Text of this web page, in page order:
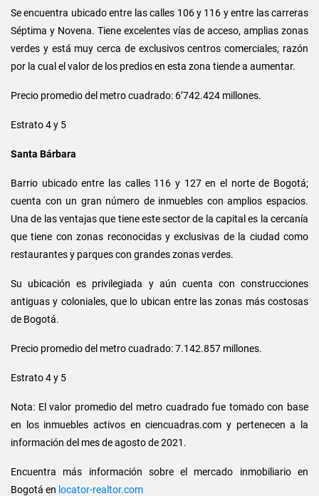
Se encuentra ubicado entre las calles 106 y 116 y entre las carreras
Séptima y Novena. Tiene excelentes vías de acceso, amplias zonas
verdes y está muy cerca de exclusivos centros comerciales, razón
por la cual el valor de los predios en esta zona tiende a aumentar.
Precio promedio del metro cuadrado: 6’742.424 millones.
Estrato 4 y 5
Santa Bárbara
Barrio ubicado entre las calles 116 y 127 en el norte de Bogotá;
cuenta con un gran número de inmuebles con amplios espacios.
Una de las ventajas que tiene este sector de la capital es la cercanía
que tiene con zonas reconocidas y exclusivas de la ciudad como
restaurantes y parques con grandes zonas verdes.
Su ubicación es privilegiada y aún cuenta con construcciones
antiguas y coloniales, que lo ubican entre las zonas más costosas
de Bogotá.
Precio promedio del metro cuadrado: 7.142.857 millones.
Estrato 4 y 5
Nota: El valor promedio del metro cuadrado fue tomado con base
en los inmuebles activos en ciencuadras.com y pertenecen a la
información del mes de agosto de 2021.
Encuentra más información sobre el mercado inmobiliario en
Bogotá en locator-realtor.com